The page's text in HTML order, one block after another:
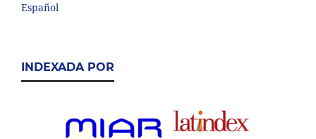
Español
INDEXADA POR